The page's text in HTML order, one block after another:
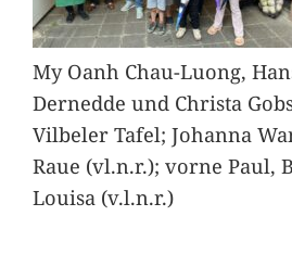
My Oanh Chau-Luong,
Dernedde und Christa
Vilbeler Tafel; Johanna
Raue (vl.n.r.); vorne Paul,
Louisa (v.l.n.r.)